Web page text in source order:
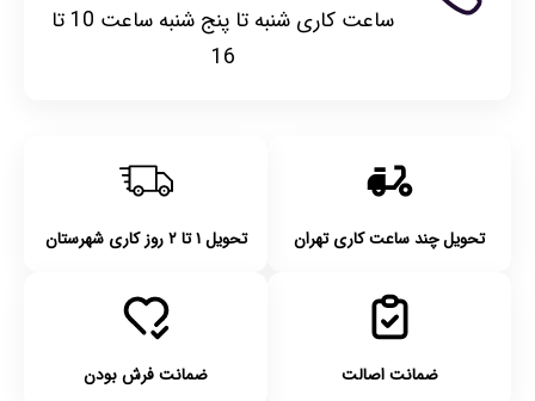
ساعت کاری شنبه تا پنج شنبه ساعت 10 تا
16
تحویل چند ساعت کاری تهران تحویل ۱ تا ۲ روز کاری شهرستان
ضمانت اصالت ضمانت فرش بودن